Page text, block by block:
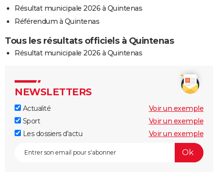
Résultat municipale 2026 à Quintenas
Référendum à Quintenas
Tous les résultats officiels à Quintenas
Résultat municipale 2026 à Quintenas
NEWSLETTERS
Actualité
Voir un exemple
Sport
Voir un exemple
Les dossiers d'actu
Voir un exemple